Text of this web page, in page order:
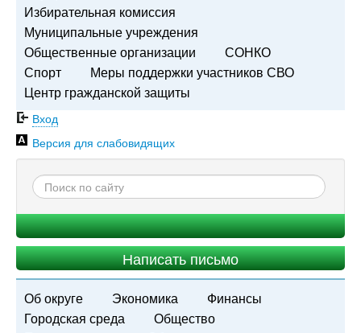
Избирательная комиссия
Муниципальные учреждения
Общественные организации
СОНКО
Спорт
Меры поддержки участников СВО
Центр гражданской защиты
Вход
Версия для слабовидящих
Написать письмо
Об округе Экономика
Финансы
Городская среда
Общество